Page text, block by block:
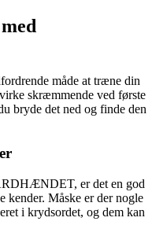
måde at træne din
skræmmende ved første
bryde det ned og finde den
er det en god
kender. Måske er der nogle
i krydsordet, og dem kan